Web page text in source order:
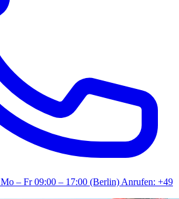
Mo – Fr 09:00 – 17:00 (Berlin)Anrufen: +49